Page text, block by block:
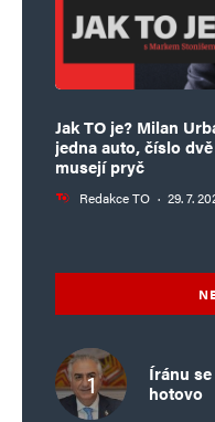
Jak TO je? Milan
jedna auto, číslo
musejí pryč
Redakce TO · 29. 7.
Íránu
hotovo